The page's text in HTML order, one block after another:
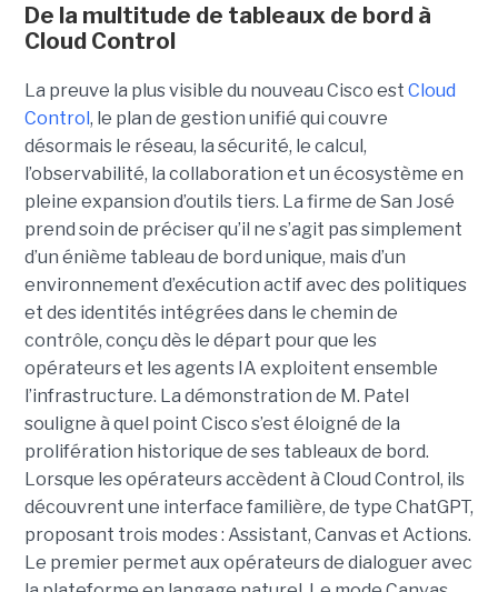
De la multitude de tableaux de bord à
Cloud Control
La preuve la plus visible du nouveau Cisco est Cloud
Control, le plan de gestion unifié qui couvre
désormais le réseau, la sécurité, le calcul,
l’observabilité, la collaboration et un écosystème en
pleine expansion d’outils tiers. La firme de San José
prend soin de préciser qu’il ne s’agit pas simplement
d’un énième tableau de bord unique, mais d’un
environnement d’exécution actif avec des politiques
et des identités intégrées dans le chemin de
contrôle, conçu dès le départ pour que les
opérateurs et les agents IA exploitent ensemble
l’infrastructure. La démonstration de M. Patel
souligne à quel point Cisco s’est éloigné de la
prolifération historique de ses tableaux de bord.
Lorsque les opérateurs accèdent à Cloud Control, ils
découvrent une interface familière, de type ChatGPT,
proposant trois modes : Assistant, Canvas et Actions.
Le premier permet aux opérateurs de dialoguer avec